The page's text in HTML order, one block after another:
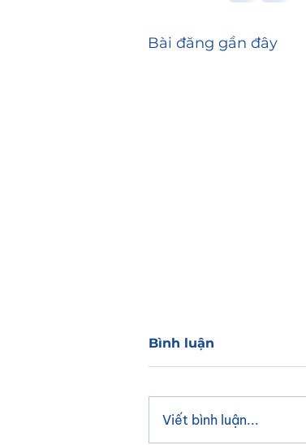
Bài đăng gần đây
Bình luận
Viết bình luận...